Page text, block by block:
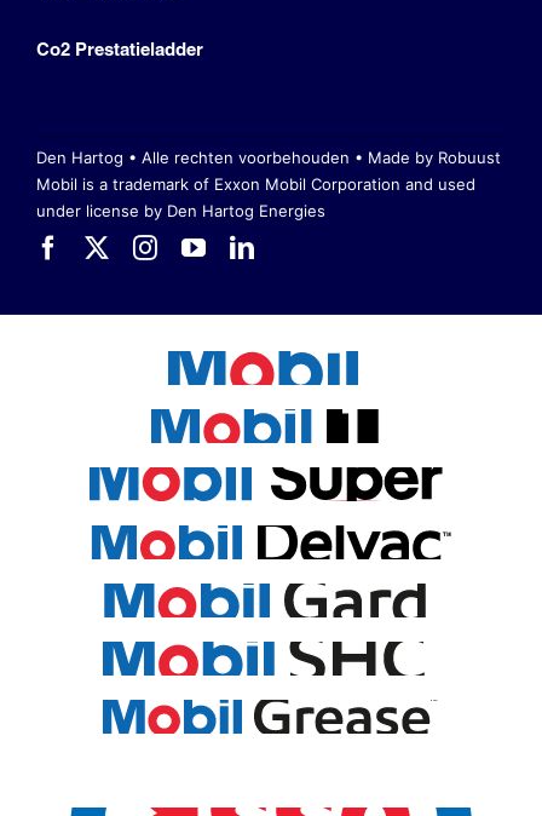
Co2 Prestatieladder
Den Hartog • Alle rechten voorbehouden • Made by Robuust
Mobil is a trademark of Exxon Mobil Corporation and used
under license by Den Hartog Energies